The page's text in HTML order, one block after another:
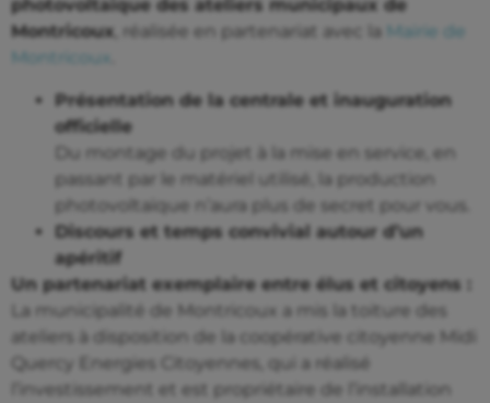
photovoltaïque des ateliers municipaux de
Montricoux , réalisée en partenariat avec la
Mairie de
Montricoux
Présentation de la centrale et inauguration
officielle
Du montage du projet à la mise en service, en
passant par le matériel utilisé, la production
photovoltaïque n’aura plus de secret pour vous.
Discours et temps convivial autour d’un
apéritif
Un partenariat exemplaire entre élus et citoyens :
La municipalité de Montricoux a mis la toiture des
ateliers à disposition de la coopérative citoyenne Midi
Quercy Energies Citoyennes, qui a réalisé
l’investissement et est propriétaire de l’installation